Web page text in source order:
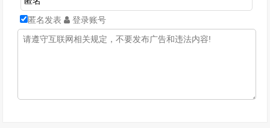
匿名发表 登录账号